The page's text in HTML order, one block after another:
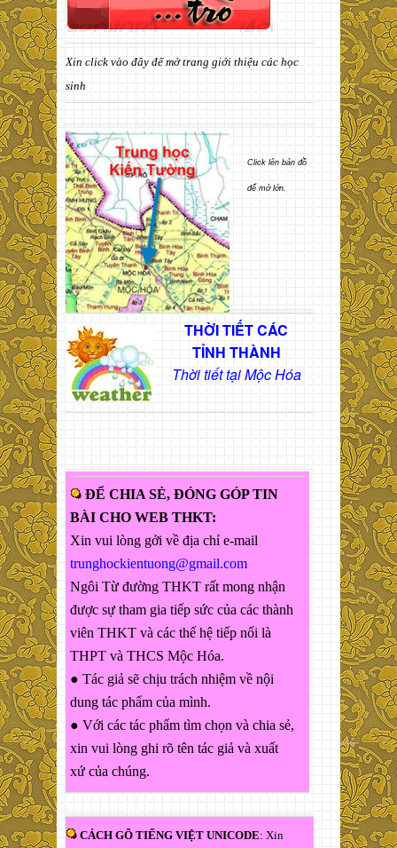
Xin click vào đây để mở trang giới thiệu các học
sinh
Click lên bản đồ
để mở lớn.
THỜI TIẾT CÁC
TỈNH THÀNH
Thời tiết tại Mộc Hóa
ĐỂ CHIA SẺ, ĐÓNG GÓP TIN
BÀI CHO WEB THKT:
Xin vui lòng gởi về địa chỉ e-mail
trunghockientuong@gmail.com
Ngôi Từ đường THKT rất mong nhận
được sự tham gia tiếp sức của các thành
viên THKT và các thế hệ tiếp nối là
THPT và THCS Mộc Hóa.
● Tác giả sẽ chịu trách nhiệm về nội
dung tác phẩm của mình.
● Với các tác phẩm tìm chọn và chia sẻ,
xin vui lòng ghi rõ tên tác giả và xuất
xứ của chúng.
CÁCH GÕ TIẾNG VIỆT UNICODE: Xin